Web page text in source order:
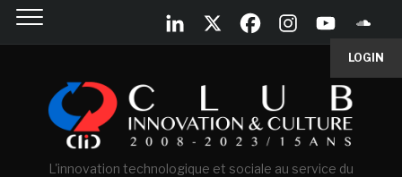
LOGIN
L'innovation technologique et sociale au service du